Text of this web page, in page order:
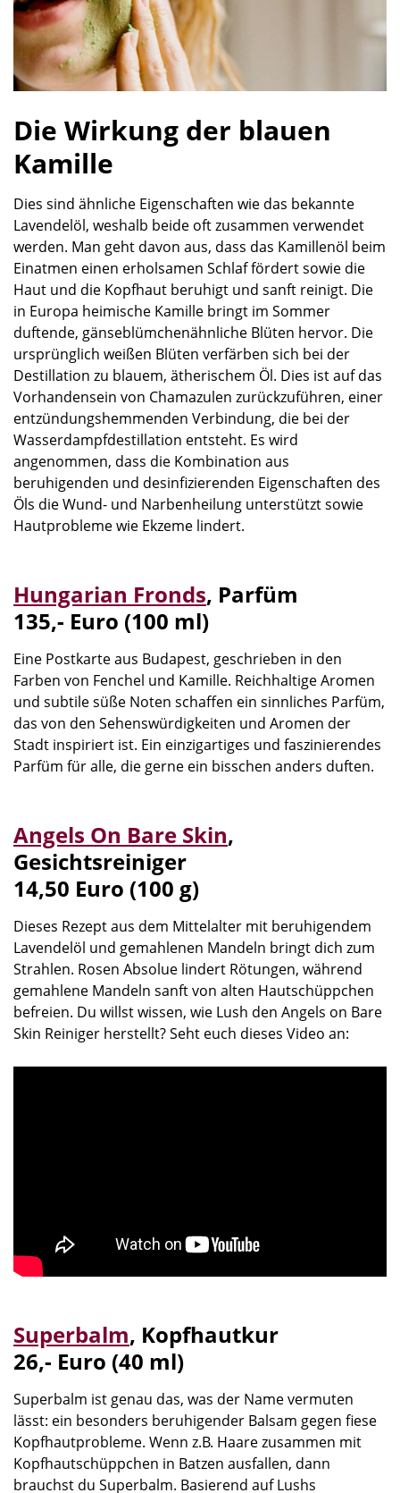
Die Wirkung der blauen
Kamille
Dies sind ähnliche Eigenschaften wie das bekannte
Lavendelöl, weshalb beide oft zusammen verwendet
werden. Man geht davon aus, dass das Kamillenöl beim
Einatmen einen erholsamen Schlaf fördert sowie die
Haut und die Kopfhaut beruhigt und sanft reinigt. Die
in Europa heimische Kamille bringt im Sommer
duftende, gänseblümchenähnliche Blüten hervor. Die
ursprünglich weißen Blüten verfärben sich bei der
Destillation zu blauem, ätherischem Öl. Dies ist auf das
Vorhandensein von Chamazulen zurückzuführen, einer
entzündungshemmenden Verbindung, die bei der
Wasserdampfdestillation entsteht. Es wird
angenommen, dass die Kombination aus
beruhigenden und desinfizierenden Eigenschaften des
Öls die Wund- und Narbenheilung unterstützt sowie
Hautprobleme wie Ekzeme lindert.
Hungarian Fronds, Parfüm
135,- Euro (100 ml)
Eine Postkarte aus Budapest, geschrieben in den
Farben von Fenchel und Kamille. Reichhaltige Aromen
und subtile süße Noten schaffen ein sinnliches Parfüm,
das von den Sehenswürdigkeiten und Aromen der
Stadt inspiriert ist. Ein einzigartiges und faszinierendes
Parfüm für alle, die gerne ein bisschen anders duften.
Angels On Bare Skin,
Gesichtsreiniger
14,50 Euro (100 g)
Dieses Rezept aus dem Mittelalter mit beruhigendem
Lavendelöl und gemahlenen Mandeln bringt dich zum
Strahlen. Rosen Absolue lindert Rötungen, während
gemahlene Mandeln sanft von alten Hautschüppchen
befreien. Du willst wissen, wie Lush den Angels on Bare
Skin Reiniger herstellt? Seht euch dieses Video an:
Superbalm, Kopfhautkur
26,- Euro (40 ml)
Superbalm ist genau das, was der Name vermuten
lässt: ein besonders beruhigender Balsam gegen fiese
Kopfhautprobleme. Wenn z.B. Haare zusammen mit
Kopfhautschüppchen in Batzen ausfallen, dann
brauchst du Superbalm. Basierend auf Lushs